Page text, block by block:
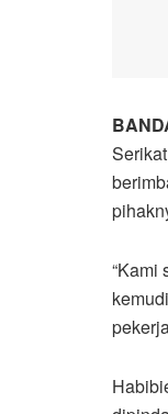
“Kami